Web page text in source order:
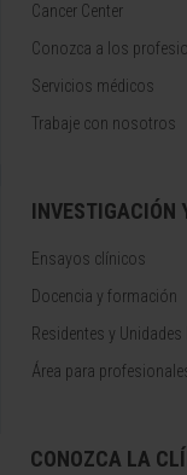
Cancer Center
Conozca a los
Servicios médicos
Trabaje con nosotros
INVESTIGACIÓN
Ensayos clínicos
Docencia y formación
Residentes y Unidades
Área para
CONOZCA LA